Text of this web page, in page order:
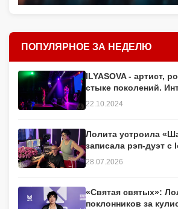
ПОПУЛЯРНОЕ ЗА НЕДЕЛЮ
ILYASOVA - артист,
стыке поколений.
22.10.2024
Лолита устроила
записала рэп-дуэт с
28.07.2026
«Святая святых»:
поклонников за